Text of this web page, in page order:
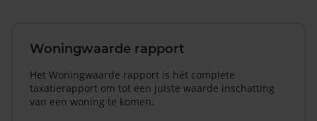
Woningwaarde rapport
Het Woningwaarde rapport is hét complete
taxatierapport om tot een juiste waarde inschatting
van een woning te komen.